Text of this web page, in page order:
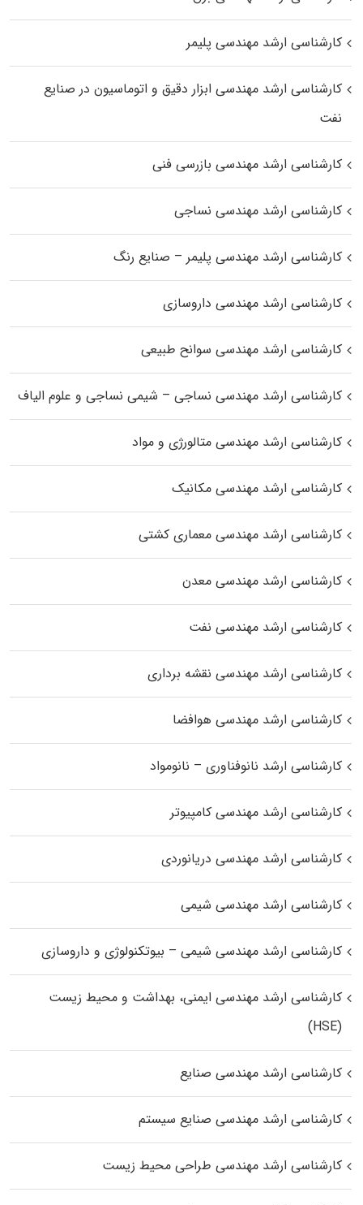
کارشناسی ارشد مهندسی پلیمر
کارشناسی ارشد مهندسی ابزار دقیق و اتوماسیون در صنایع
نفت
کارشناسی ارشد مهندسی بازرسی فنی
کارشناسی ارشد مهندسی نساجی
کارشناسی ارشد مهندسی پلیمر – صنایع رنگ
کارشناسی ارشد مهندسی داروسازی
کارشناسی ارشد مهندسی سوانح طبیعی
کارشناسی ارشد مهندسی نساجی – شیمی نساجی و علوم الیاف
کارشناسی ارشد مهندسی متالورژی و مواد
کارشناسی ارشد مهندسی مکانیک
کارشناسی ارشد مهندسی معماری کشتی
کارشناسی ارشد مهندسی معدن
کارشناسی ارشد مهندسی نفت
کارشناسی ارشد مهندسی نقشه برداری
کارشناسی ارشد مهندسی هوافضا
کارشناسی ارشد نانوفناوری – نانومواد
کارشناسی ارشد مهندسی کامپیوتر
کارشناسی ارشد مهندسی دریانوردی
کارشناسی ارشد مهندسی شیمی
کارشناسی ارشد مهندسی شیمی – بیوتکنولوژی و داروسازی
کارشناسی ارشد مهندسی ایمنی، بهداشت و محیط زیست
(HSE)
کارشناسی ارشد مهندسی صنایع
کارشناسی ارشد مهندسی صنایع سیستم
کارشناسی ارشد مهندسی طراحی محیط زیست